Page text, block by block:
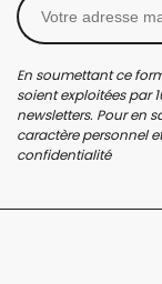
En soumettant ce
soient exploitées par
newsletters. Pour en
caractère personnel
confidentialité